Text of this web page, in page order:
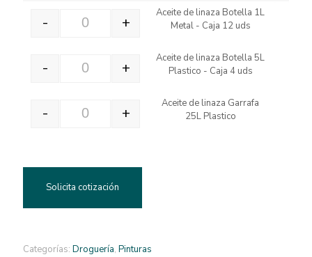
Aceite de linaza Botella 1L Metal - Caja 12 uds cantidad
- +
Aceite de linaza Botella 1L
Metal - Caja 12 uds
Aceite de linaza Botella 5L Plastico - Caja 4 uds
- +
Aceite de linaza Botella 5L
Plastico - Caja 4 uds
Aceite de linaza Garrafa 25L Plastico cantidad
- +
Aceite de linaza Garrafa
25L Plastico
Solicita cotización
Categorías: Droguería, Pinturas